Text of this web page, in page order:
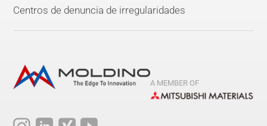
Centros de denuncia de irregularidades
A MEMBER OF